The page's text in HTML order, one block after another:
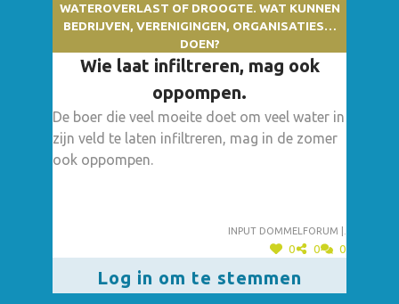
WATEROVERLAST OF DROOGTE. WAT KUNNEN
BEDRIJVEN, VERENIGINGEN, ORGANISATIES…
DOEN?
Wie laat infiltreren, mag ook
oppompen.
De boer die veel moeite doet om veel water in
zijn veld te laten infiltreren, mag in de zomer
ook oppompen.
Input dommelforum |.
0 0 0
Log in om te stemmen